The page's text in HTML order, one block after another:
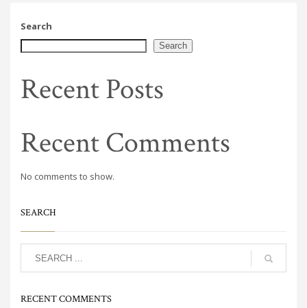
Search
Search
Recent Posts
Recent Comments
No comments to show.
SEARCH
RECENT COMMENTS